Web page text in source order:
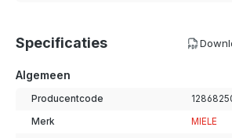
Specificaties
Algemeen
Producentcode
Merk MIELE